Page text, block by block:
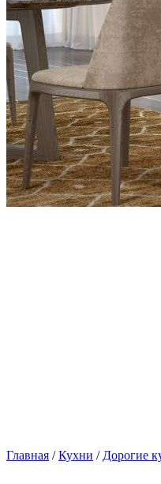
Главная /Кухни / Дорогие